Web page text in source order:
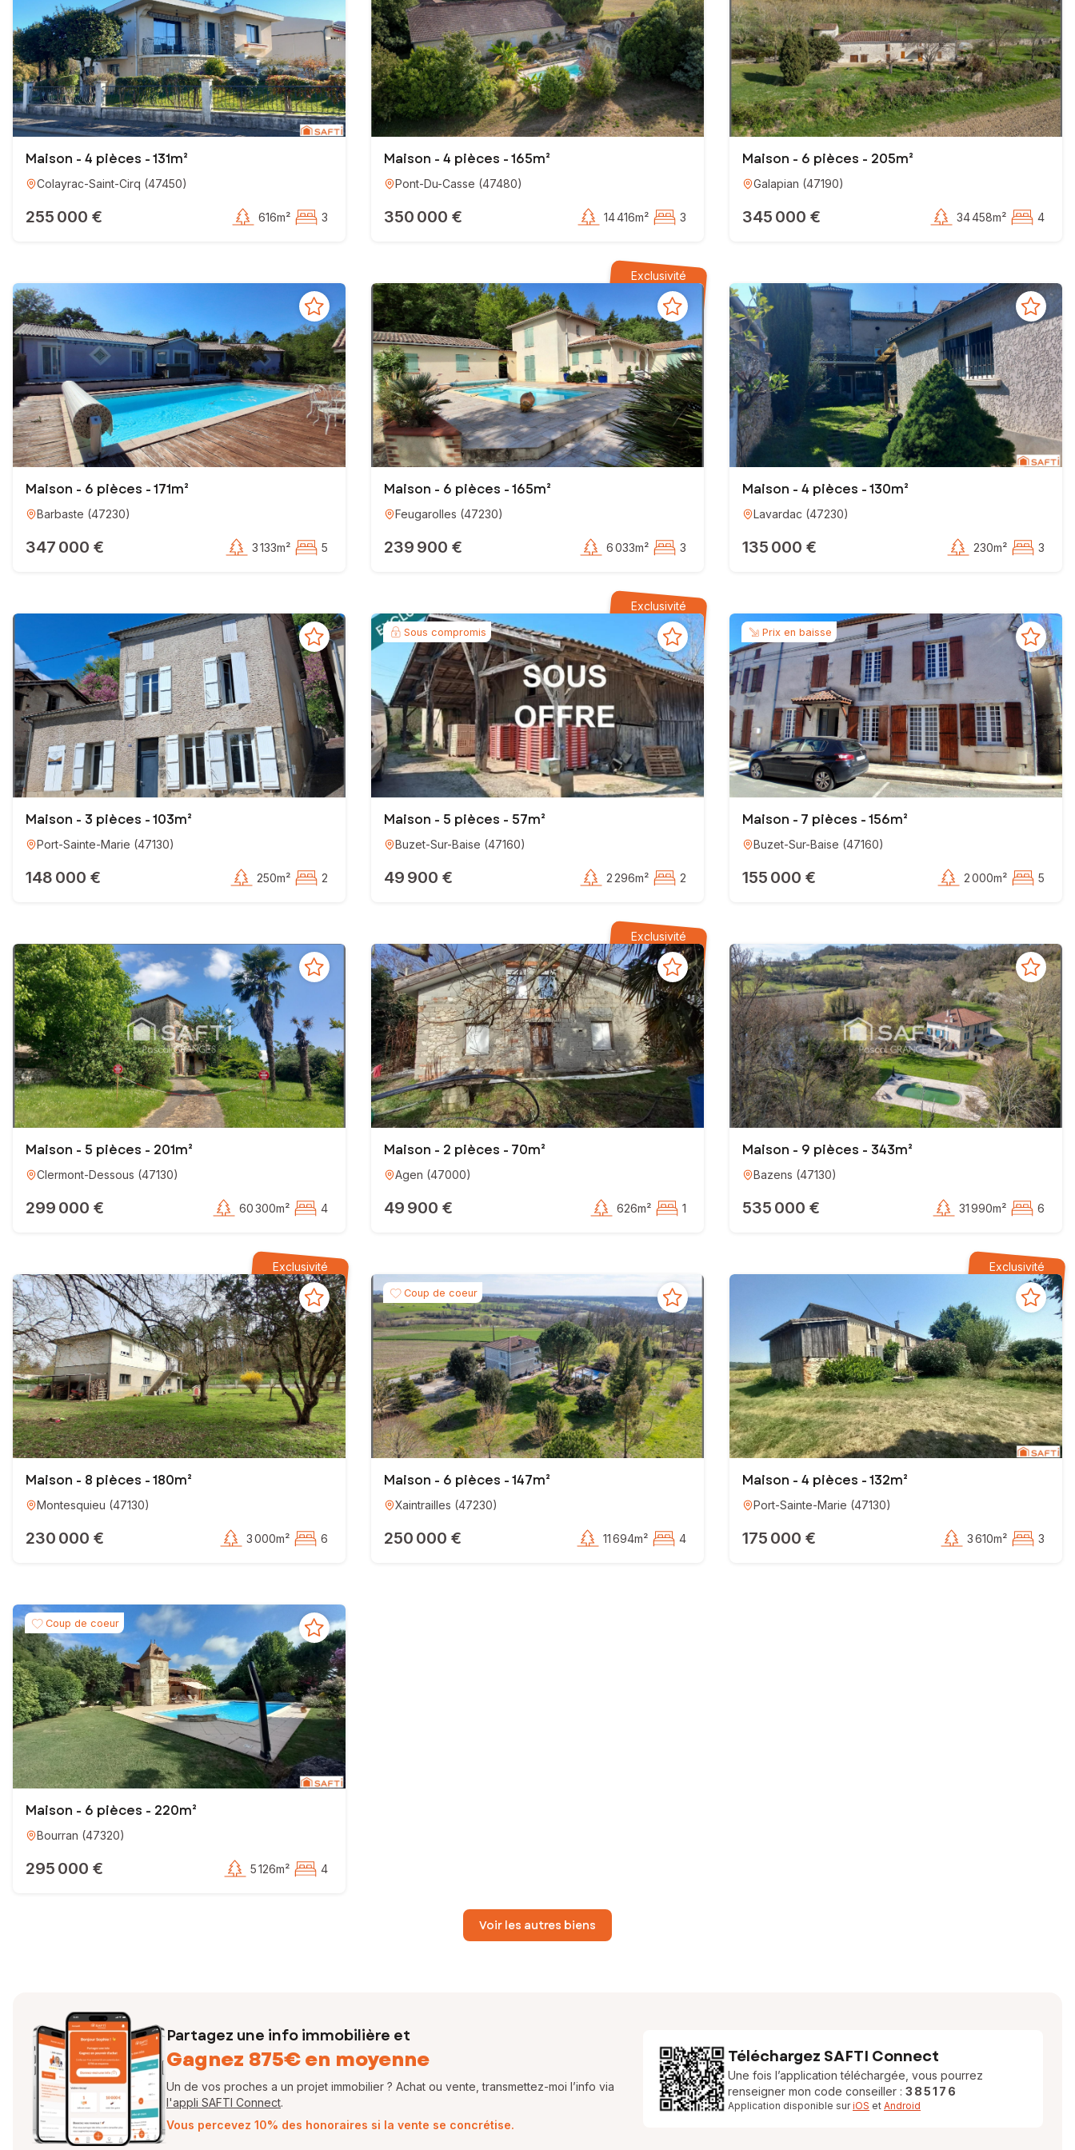
Maison - 4 pièces - 131m²
Colayrac-Saint-Cirq (47450)
255 000 € 616m² 3
Maison - 4 pièces - 165m²
Pont-Du-Casse (47480)
350 000 € 14 416m² 3
Maison - 6 pièces - 205m²
Galapian (47190)
345 000 € 34 458m² 4
Maison - 6 pièces - 171m²
Barbaste (47230)
347 000 € 3 133m² 5
Exclusivité
Maison - 6 pièces - 165m²
Feugarolles (47230)
239 900 € 6 033m² 3
Maison - 4 pièces - 130m²
Lavardac (47230)
135 000 € 230m² 3
Maison - 3 pièces - 103m²
Port-Sainte-Marie (47130)
148 000 € 250m² 2
Exclusivité
Sous compromis
Maison - 5 pièces - 57m²
Buzet-Sur-Baise (47160)
49 900 € 2 296m² 2
Prix en baisse
Maison - 7 pièces - 156m²
Buzet-Sur-Baise (47160)
155 000 € 2 000m² 5
Maison - 5 pièces - 201m²
Clermont-Dessous (47130)
299 000 € 60 300m² 4
Exclusivité
Maison - 2 pièces - 70m²
Agen (47000)
49 900 € 626m² 1
Maison - 9 pièces - 343m²
Bazens (47130)
535 000 € 31 990m² 6
Exclusivité
Maison - 8 pièces - 180m²
Montesquieu (47130)
230 000 € 3 000m² 6
Coup de coeur
Maison - 6 pièces - 147m²
Xaintrailles (47230)
250 000 € 11 694m² 4
Exclusivité
Maison - 4 pièces - 132m²
Port-Sainte-Marie (47130)
175 000 € 3 610m² 3
Coup de coeur
Maison - 6 pièces - 220m²
Bourran (47320)
295 000 € 5 126m² 4
Voir les autres biens
Partagez une info immobilière et
Gagnez 875€ en moyenne
Un de vos proches a un projet immobilier ? Achat ou vente, transmettez-moi l’info via
l'appli SAFTI Connect.
Vous percevez 10% des honoraires si la vente se concrétise.
Téléchargez SAFTI Connect
Une fois l’application téléchargée, vous pourrez
renseigner mon code conseiller : 385176
Application disponible suriOS et Android